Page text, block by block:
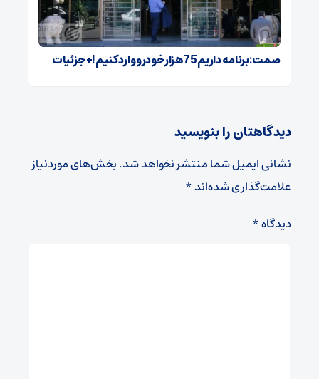
صمت: برنامه داریم 75 هزار خودرو وارد کنیم!+ جزئیات
دیدگاهتان را بنویسید
نشانی ایمیل شما منتشر نخواهد شد.بخش‌های موردنیاز
علامت‌گذاری شده‌اند*
دیدگاه*